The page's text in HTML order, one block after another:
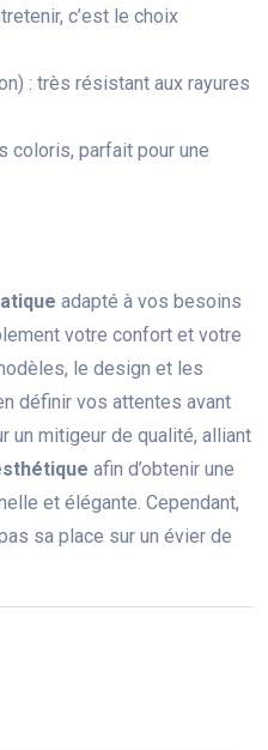
c’est le choix
: très résistant aux rayures
coloris, parfait pour une
adapté à vos besoins
votre confort et votre
le design et les
définir vos attentes avant
un mitigeur de qualité, alliant
afin d’obtenir une
et élégante. Cependant,
sa place sur un évier de